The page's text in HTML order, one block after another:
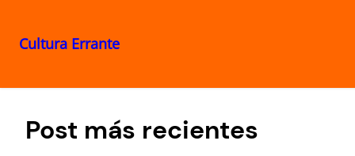
al
Cultura Errante
Post más recientes